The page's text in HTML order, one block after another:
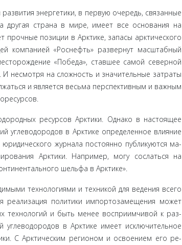
энергетики, в первую очередь, свя­занные
другая страна в мире, имеет все основания на
прочные позиции в Арктике, запасы аркти­ческого
компанией «Роснефть» развернут масштаб­ный
«Победа», ставшее самой северной
несмотря на сложность и значительные затраты
и является весьма перспективным и важным
ресурсов Арктики. Однако в настоящее
углеводородов в Арктике определенное влияние
журнала постоянно публикуются ма­
Арктики. Например, могу сослаться на
шельфа в Арктике».
технологиями и техникой для ведения всего
реализация политики импортозамещения может
технологий и быть менее восприимчивой к раз­
в Арктике имеет исключительное
С Арктическим регионом и освоением его ре­